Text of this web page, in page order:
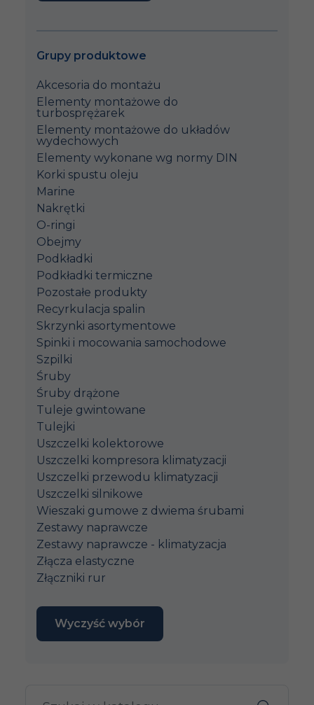
Grupy produktowe
Akcesoria do montażu
Elementy montażowe do
turbosprężarek
Elementy montażowe do układów
wydechowych
Elementy wykonane wg normy DIN
Korki spustu oleju
Marine
Nakrętki
O-ringi
Obejmy
Podkładki
Podkładki termiczne
Pozostałe produkty
Recyrkulacja spalin
Skrzynki asortymentowe
Spinki i mocowania samochodowe
Szpilki
Śruby
Śruby drążone
Tuleje gwintowane
Tulejki
Uszczelki kolektorowe
Uszczelki kompresora klimatyzacji
Uszczelki przewodu klimatyzacji
Uszczelki silnikowe
Wieszaki gumowe z dwiema śrubami
Zestawy naprawcze
Zestawy naprawcze - klimatyzacja
Złącza elastyczne
Złączniki rur
Wyczyść wybór